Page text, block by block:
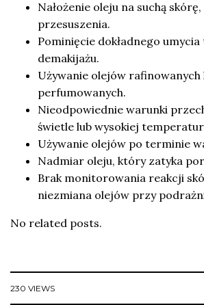
Nałożenie oleju na suchą
przesuszenia.
Pominięcie dokładnego
demakijażu.
Używanie olejów rafinowanych
perfumowanych.
Nieodpowiednie warunki
świetle lub wysokiej
Używanie olejów po terminie
Nadmiar oleju, który zatyka
Brak monitorowania reakcji
niezmiana olejów przy
No related posts.
230 VIEWS